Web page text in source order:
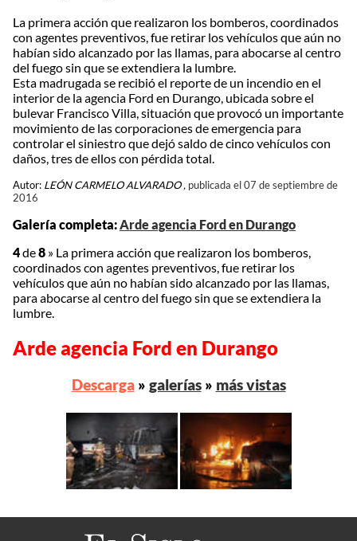
La primera acción que realizaron los bomberos, coordinados
con agentes preventivos, fue retirar los vehículos que aún no
habían sido alcanzado por las llamas, para abocarse al centro
del fuego sin que se extendiera la lumbre.
Esta madrugada se recibió el reporte de un incendio en el
interior de la agencia Ford en Durango, ubicada sobre el
bulevar Francisco Villa, situación que provocó un importante
movimiento de las corporaciones de emergencia para
controlar el siniestro que dejó saldo de cinco vehículos con
daños, tres de ellos con pérdida total.
Autor: LEÓN CARMELO ALVARADO , publicada el 07 de septiembre de
2016
Galería completa:Arde agencia Ford en Durango
4de8 » La primera acción que realizaron los bomberos,
coordinados con agentes preventivos, fue retirar los
vehículos que aún no habían sido alcanzado por las llamas,
para abocarse al centro del fuego sin que se extendiera la
lumbre.
Arde agencia Ford en Durango
Descarga» galerías» más vistas